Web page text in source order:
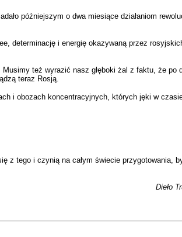
późniejszym o dwa miesiące działaniom
i energię okazywaną przez
też wyrazić nasz głęboki żal z faktu, że po
teraz Rosją.
i obozach koncentracyjnych, których jęki w
z tego i czynią na całym świecie przygotowania,
Dieło